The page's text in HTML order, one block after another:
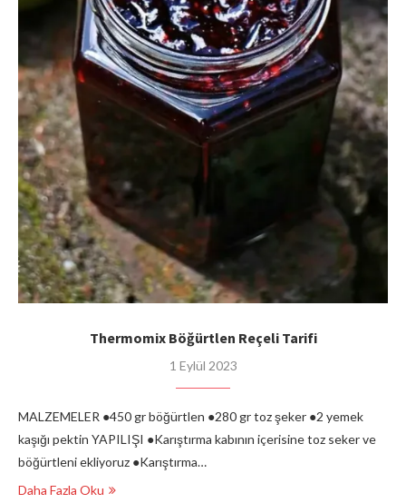
Thermomix Böğürtlen Reçeli Tarifi
1 Eylül 2023
MALZEMELER ●450 gr böğürtlen ●280 gr toz şeker ●2 yemek
kaşığı pektin YAPILIŞI ●Karıştırma kabının içerisine toz seker ve
böğürtleni ekliyoruz ●Karıştırma…
Daha Fazla Oku